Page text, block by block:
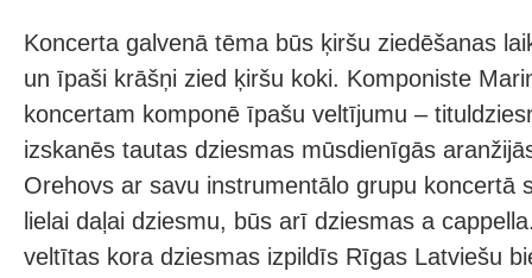
Koncerta galvenā tēma būs ķiršu ziedēšanas
un īpaši krāšņi zied ķiršu koki. Komponiste
koncertam komponē īpašu veltījumu –
izskanēs tautas dziesmas mūsdienīgās
Orehovs ar savu instrumentālo grupu koncertā
lielai daļai dziesmu, būs arī dziesmas a
veltītas kora dziesmas izpildīs Rīgas Latviešu